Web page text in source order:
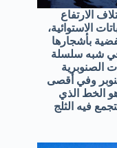
الارتفاع
الاستوائية،
بأشجارها
في شبه سلسلة
الصنوبرية
وفي أقصى
الخط الذي
فيه الثلج